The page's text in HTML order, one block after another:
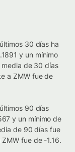
30 días ha
y un mínimo
de 30 días
a ZMW fue de
90 días
y un mínimo de
de 90 días fue
fue de -1.16.